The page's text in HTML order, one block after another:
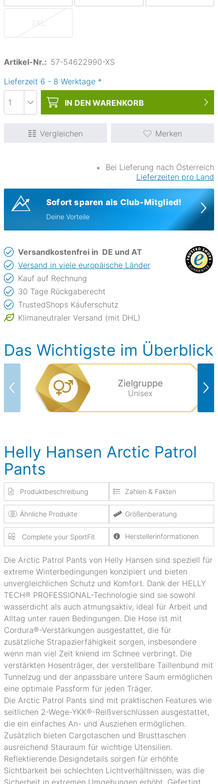
2XL
Artikel-Nr.: 57-54622990-XS
Lieferzeit 6 - 8 Werktage *
IN DEN WARENKORB
Vergleichen Merken
∗
Bei Lieferung nach Österreich
Lieferzeiten pro Land
Sofort sparen als Club-Mitglied!
Deine Vorteile
Versandkostenfrei in DE und AT
Versand in viele europäische Länder
Kauf auf Rechnung
30 Tage Rückgaberecht
TrustedShops Käuferschutz
Klimaneutraler Versand (mit DHL)
Das Wichtigste im Überblick
Zielgruppe
Unisex
Helly Hansen Arctic Patrol
Pants
Produktbeschreibung Zahlen & Fakten
Ähnliche Produkte Größenberatung
Complete your SportFit Herstellerinformationen
Die Arctic Patrol Pants von Helly Hansen sind speziell für
extreme Winterbedingungen konzipiert und bieten
unvergleichlichen Schutz und Komfort. Dank der HELLY
TECH® PROFESSIONAL-Technologie sind sie sowohl
wasserdicht als auch atmungsaktiv, ideal für Arbeit und
Alltag unter rauen Bedingungen. Die Hose ist mit
Cordura®-Verstärkungen ausgestattet, die für
zusätzliche Strapazierfähigkeit sorgen, insbesondere
wenn man viel Zeit kniend im Schnee verbringt. Die
verstärkten Hosenträger, der verstellbare Taillenbund mit
Tunnelzug und der anpassbare untere Saum ermöglichen
eine optimale Passform für jeden Träger.
Die Arctic Patrol Pants sind mit praktischen Features wie
seitlichen 2-Wege-YKK®-Reißverschlüssen ausgestattet,
die ein einfaches An- und Ausziehen ermöglichen.
Zusätzlich bieten Cargotaschen und Brusttaschen
ausreichend Stauraum für wichtige Utensilien.
Reflektierende Designdetails sorgen für erhöhte
Sichtbarkeit bei schlechten Lichtverhältnissen, was die
Sicherheit in extremen Umgebungen erhöht. Gefertigt